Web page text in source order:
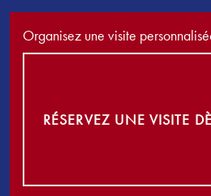
Organisez une visite
RÉSERVEZ UNE VISITE